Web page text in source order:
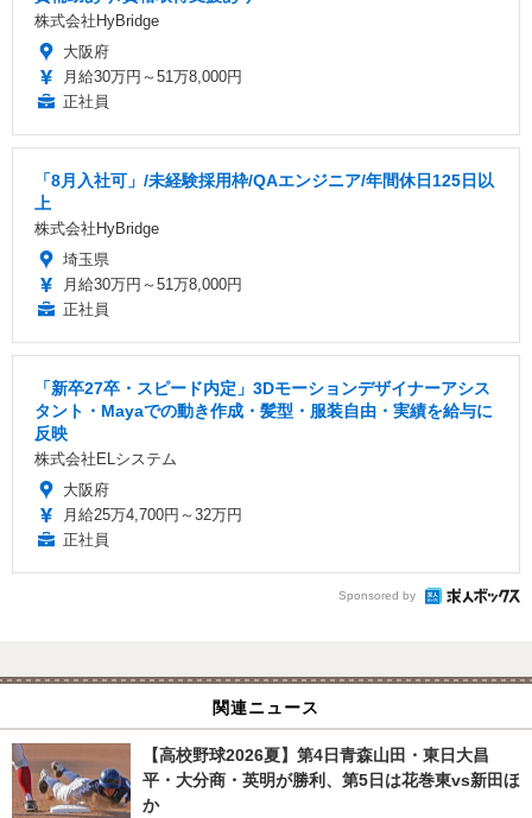
株式会社HyBridge
大阪府
月給30万円～51万8,000円
正社員
「8月入社可」/未経験採用枠/QAエンジニア/年間休日125日以
上
株式会社HyBridge
埼玉県
月給30万円～51万8,000円
正社員
「新卒27卒・スピード内定」3Dモーションデザイナーアシス
タント・Mayaでの動き作成・髪型・服装自由・実績を給与に
反映
株式会社ELシステム
大阪府
月給25万4,700円～32万円
正社員
Sponsored by
関連ニュース
【高校野球2026夏】第4日青森山田・東日大昌
平・大分商・英明が勝利、第5日は花巻東vs新田ほ
か